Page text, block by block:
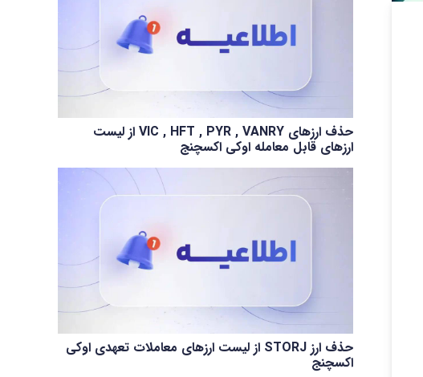
حذف ارزهای VIC , HFT , PYR , VANRY از لیست
ارزهای قابل معامله اوکی اکسچنج
حذف ارز STORJ از لیست ارزهای معاملات تعهدی اوکی
اکسچنج